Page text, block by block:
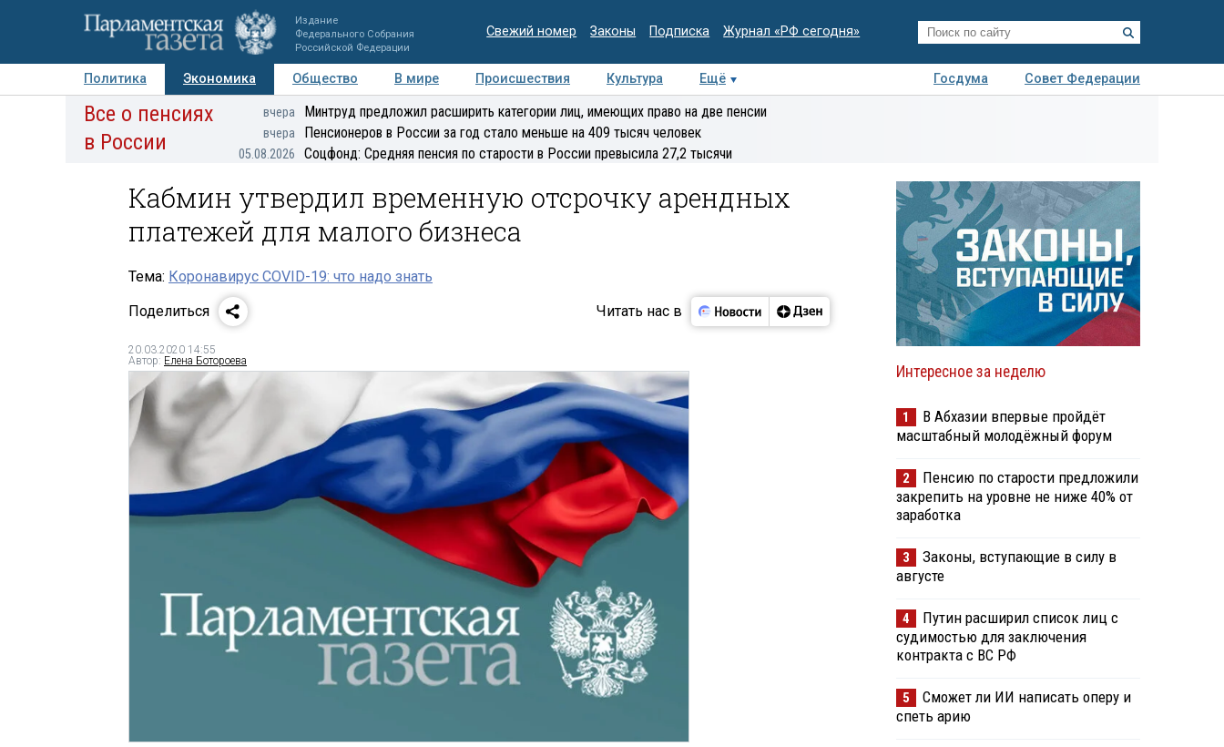
Издание
Федерального Собрания
Российской Федерации
Свежий номер Законы Подписка Журнал «РФ сегодня»
Политика Экономика Общество В мире Происшествия Культура Ещё Госдума
Совет Федерации
Авторы Персоны Мнения Регионы Медиацентр Интервью Колумнисты
Деловая
Все о пенсиях
в России
вчера Минтруд предложил расширить категории лиц, имеющих право на две пенсии
вчера Пенсионеров в России за год стало меньше на 409 тысяч человек
05.08.2026 Соцфонд: Средняя пенсия по старости в России превысила 27,2 тысячи
Кабмин утвердил временную отсрочку арендных
платежей для малого бизнеса
Тема: Коронавирус COVID-19: что надо знать
Поделиться
Читать нас в
20.03.2020 14:55
Автор: Елена Ботороева
Интересное за неделю
1
В Абхазии впервые пройдёт
масштабный молодёжный форум
2
Пенсию по старости предложили
закрепить на уровне не ниже 40% от
заработка
3
Законы, вступающие в силу в
августе
4
Путин расширил список лиц с
судимостью для заключения
контракта с ВС РФ
5
Сможет ли ИИ написать оперу и
спеть арию